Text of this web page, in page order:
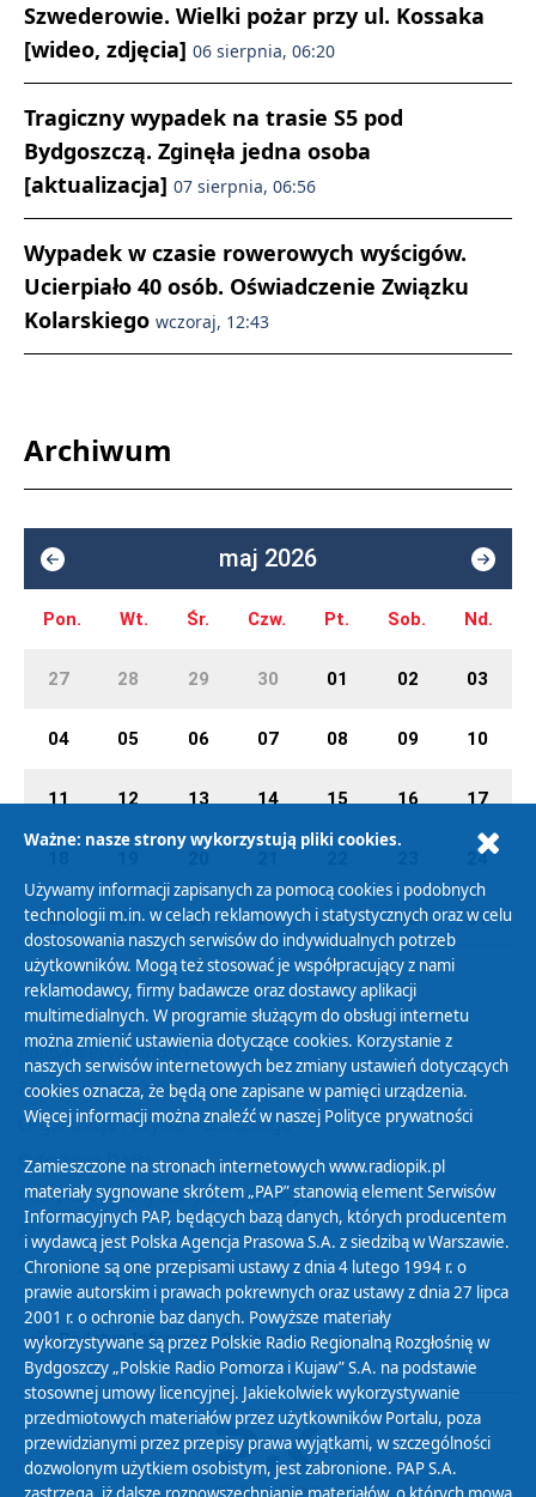
Szwederowie. Wielki pożar przy ul. Kossaka
[wideo, zdjęcia] 06 sierpnia, 06:20
Tragiczny wypadek na trasie S5 pod
Bydgoszczą. Zginęła jedna osoba
[aktualizacja] 07 sierpnia, 06:56
Wypadek w czasie rowerowych wyścigów.
Ucierpiało 40 osób. Oświadczenie Związku
Kolarskiego wczoraj, 12:43
Archiwum
maj 2026
Pon. Wt. Śr. Czw. Pt. Sob. Nd.
27 28 29 30 01 02 03
04 05 06 07 08 09 10
11 12 13 14 15 16 17
24
25 26 27 28 29 30 31
Polityka Prywatności
Zasady korzystania z Serwisu
Organizacje Pożytku Publicznego
Cyfryzacja DAB+
Polityka ochrony danych osobowych
Abonament
Zamówienia publiczne
Biuletyn Informacji Publicznej
Ważne: nasze strony wykorzystują pliki cookies.
Używamy informacji zapisanych za pomocą cookies i podobnych
technologii m.in. w celach reklamowych i statystycznych oraz w celu
dostosowania naszych serwisów do indywidualnych potrzeb
użytkowników. Mogą też stosować je współpracujący z nami
reklamodawcy, firmy badawcze oraz dostawcy aplikacji
multimedialnych. W programie służącym do obsługi internetu
można zmienić ustawienia dotyczące cookies. Korzystanie z
naszych serwisów internetowych bez zmiany ustawień dotyczących
cookies oznacza, że będą one zapisane w pamięci urządzenia.
Więcej informacji można znaleźć w naszej Polityce prywatności
Zamieszczone na stronach internetowych www.radiopik.pl
materiały sygnowane skrótem „PAP” stanowią element Serwisów
Informacyjnych PAP, będących bazą danych, których producentem
i wydawcą jest Polska Agencja Prasowa S.A. z siedzibą w Warszawie.
Chronione są one przepisami ustawy z dnia 4 lutego 1994 r. o
prawie autorskim i prawach pokrewnych oraz ustawy z dnia 27 lipca
2001 r. o ochronie baz danych. Powyższe materiały
wykorzystywane są przez Polskie Radio Regionalną Rozgłośnię w
Bydgoszczy „Polskie Radio Pomorza i Kujaw” S.A. na podstawie
stosownej umowy licencyjnej. Jakiekolwiek wykorzystywanie
przedmiotowych materiałów przez użytkowników Portalu, poza
przewidzianymi przez przepisy prawa wyjątkami, w szczególności
dozwolonym użytkiem osobistym, jest zabronione. PAP S.A.